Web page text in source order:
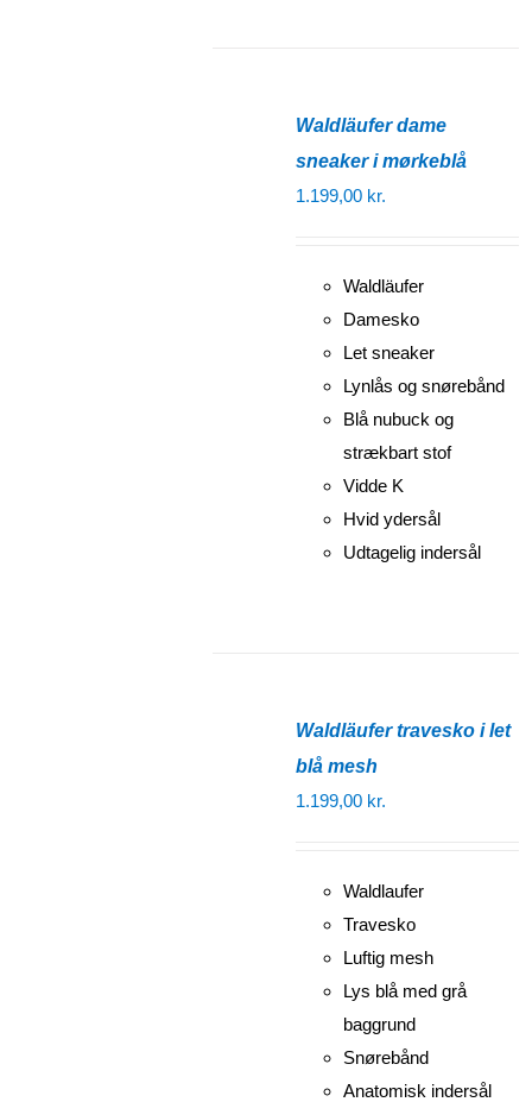
Waldläufer dame
sneaker i mørkeblå
1.199,00 kr.
Waldläufer
Damesko
Let sneaker
Lynlås og snørebånd
Blå nubuck og
strækbart stof
Vidde K
Hvid ydersål
Udtagelig indersål
Waldläufer travesko i let
blå mesh
1.199,00 kr.
Waldlaufer
Travesko
Luftig mesh
Lys blå med grå
baggrund
Snørebånd
Anatomisk indersål